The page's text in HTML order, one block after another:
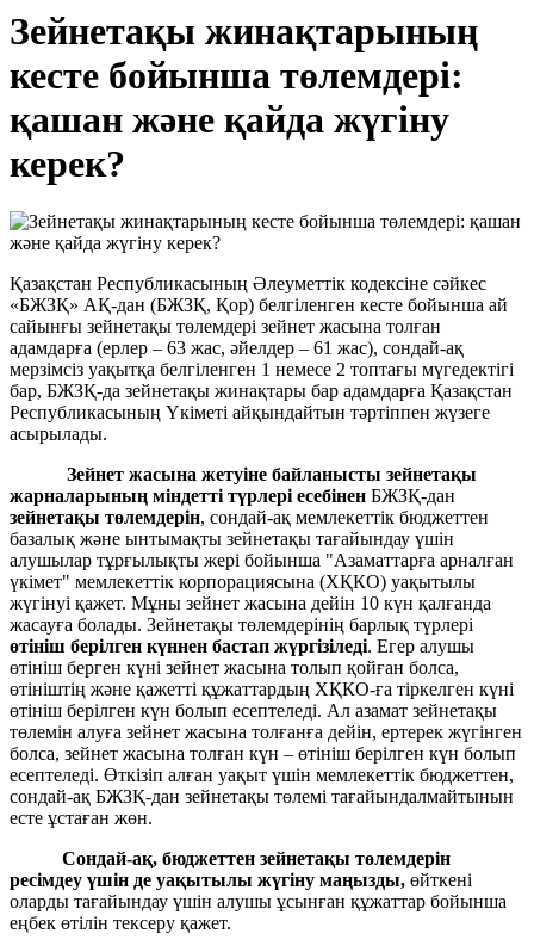
Зейнетақы жинақтарының
кесте бойынша төлемдері:
қашан және қайда жүгіну
керек?
Қазақстан Республикасының Әлеуметтік кодексіне сәйкес
«БЖЗҚ» АҚ-дан (БЖЗҚ, Қор) белгіленген кесте бойынша ай
сайынғы зейнетақы төлемдері зейнет жасына толған
адамдарға (ерлер – 63 жас, әйелдер – 61 жас), сондай-ақ
мерзімсіз уақытқа белгіленген 1 немесе 2 топтағы мүгедектігі
бар, БЖЗҚ-да зейнетақы жинақтары бар адамдарға Қазақстан
Республикасының Үкіметі айқындайтын тәртіппен жүзеге
асырылады.
Зейнет жасына жетуіне байланысты зейнетақы
жарналарының міндетті түрлері есебінен БЖЗҚ-дан
зейнетақы төлемдерін, сондай-ақ мемлекеттік бюджеттен
базалық және ынтымақты зейнетақы тағайындау үшін
алушылар тұрғылықты жері бойынша "Азаматтарға арналған
үкімет" мемлекеттік корпорациясына (ХҚКО) уақытылы
жүгінуі қажет. Мұны зейнет жасына дейін 10 күн қалғанда
жасауға болады. Зейнетақы төлемдерінің барлық түрлері
өтініш берілген күннен бастап жүргізіледі. Егер алушы
өтініш берген күні зейнет жасына толып қойған болса,
өтініштің және қажетті құжаттардың ХҚКО-ға тіркелген күні
өтініш берілген күн болып есептеледі. Ал азамат зейнетақы
төлемін алуға зейнет жасына толғанға дейін, ертерек жүгінген
болса, зейнет жасына толған күн – өтініш берілген күн болып
есептеледі. Өткізіп алған уақыт үшін мемлекеттік бюджеттен,
сондай-ақ БЖЗҚ-дан зейнетақы төлемі тағайындалмайтынын
есте ұстаған жөн.
Сондай-ақ, бюджеттен зейнетақы төлемдерін
ресімдеу үшін де уақытылы жүгіну маңызды, өйткені
оларды тағайындау үшін алушы ұсынған құжаттар бойынша
еңбек өтілін тексеру қажет.